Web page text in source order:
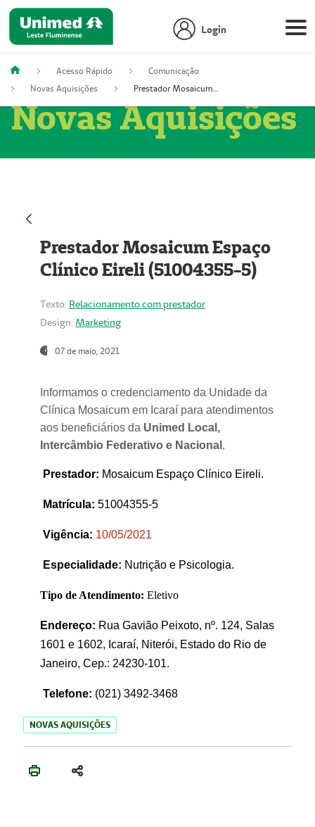
Login
Acesso Rápido
Comunicação
Novas Aquisições
Prestador Mosaicum Espaço Clínico Eireli (51004355-5)
Novas Aquisições
Prestador Mosaicum Espaço
Clínico Eireli (51004355-5)
Texto: Relacionamento com prestador
Design: Marketing
07 de maio, 2021
Informamos o credenciamento da Unidade da
Clínica Mosaicum em Icaraí para atendimentos
aos beneficiários da Unimed Local,
Intercâmbio Federativo e Nacional .
Prestador: Mosaicum Espaço Clínico Eireli.
Matrícula: 51004355-5
Vigência: 10/05/2021
Especialidade: Nutrição e Psicologia.
Tipo de Atendimento: Eletivo
Endereço: Rua Gavião Peixoto, nº. 124, Salas
1601 e 1602, Icaraí, Niterói, Estado do Rio de
Janeiro, Cep.: 24230-101.
Telefone: (021) 3492-3468
NOVAS AQUISIÇÕES